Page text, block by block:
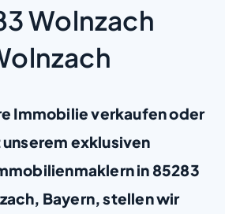
Wolnzach
Immobilie verkaufen oder
exklusiven
in 85283
Bayern, stellen wir